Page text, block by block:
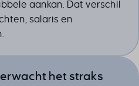
aankan. Dat verschil
salaris en
het straks